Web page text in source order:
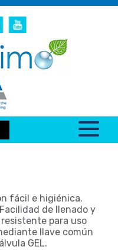
fácil e higiénica.
de llenado y
para uso
llave común
GEL.